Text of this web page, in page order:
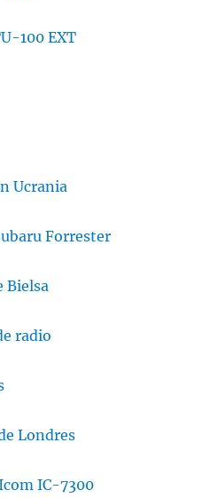
100 EXT
Ucrania
Forrester
Bielsa
radio
Londres
IC-7300